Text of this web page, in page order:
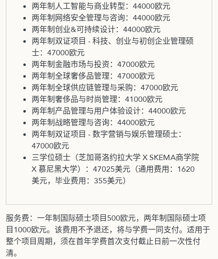
两年制人工智能与商业转型：44000欧元
两年制网络安全管理与咨询：44000欧元
两年制创业&可持续设计：44000欧元
两年制双证项目 - 科技、创业与初创企业管理硕
士：47000欧元
两年制金融市场与投资：47000欧元
两年制全球奢侈品管理：47000欧元
两年制全球供应链管理与采购：47000欧元
两年制奢侈品与时尚管理：41000欧元
两年制产品管理与用户体验设计：44000欧元
两年制战略管理与咨询：44000欧元
两年制双证项目 - 数字营销与娱乐管理硕士：
47000欧元
三学位硕士（芝加哥洛约拉大学 X SKEMA商学院
X 慕尼黑大学）：47025美元（通用费用：1620
美元，毕业费用：355美元）
服务费：一年制国际硕士项目500欧元，两年制国际硕士项
目1000欧元。该费用不予退还，将与学费一同支付。适用于
整个项目周期，须在首年学费首次支付截止日前一次性付
清。